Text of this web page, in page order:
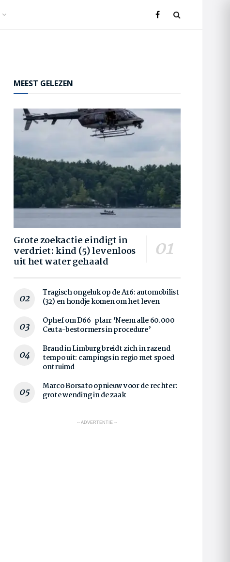
MEEST GELEZEN
Grote zoekactie eindigt in
verdriet: kind (5) levenloos
uit het water gehaald
Tragisch ongeluk op de A16: automobilist
(32) en hondje komen om het leven
Ophef om D66-plan: ‘Neem alle 60.000
Ceuta-bestormers in procedure’
Brand in Limburg breidt zich in razend
tempo uit: campings in regio met spoed
ontruimd
Marco Borsato opnieuw voor de rechter:
grote wending in de zaak
-- ADVERTENTIE --